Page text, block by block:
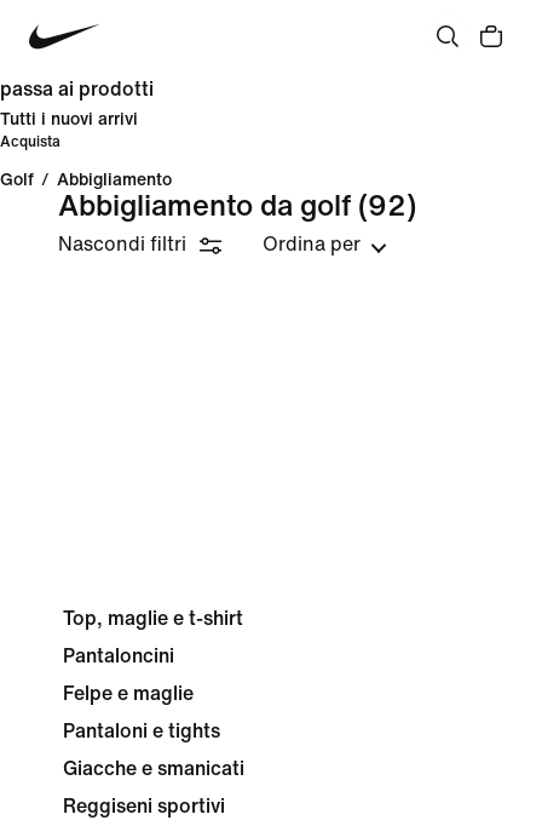
passa ai prodotti
Tutti i nuovi arrivi
Acquista
Golf / Abbigliamento
Abbigliamento da golf (92)
Nascondi filtri Ordina per
Top, maglie e t-shirt
Pantaloncini
Felpe e maglie
Pantaloni e tights
Giacche e smanicati
Reggiseni sportivi